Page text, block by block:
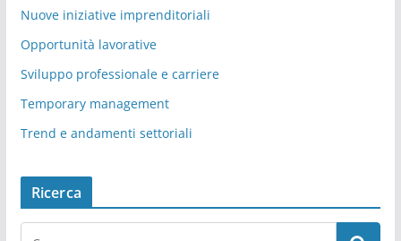
Nuove iniziative imprenditoriali
Opportunità lavorative
Sviluppo professionale e carriere
Temporary management
Trend e andamenti settoriali
Ricerca